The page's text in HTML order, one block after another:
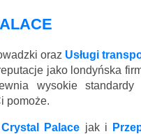
oraz Usługi
jako londyńska
wysokie
pomoże.
Palace jak i